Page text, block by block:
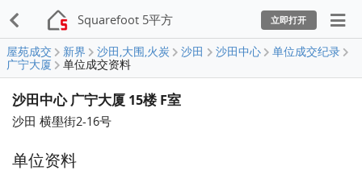
Squarefoot 5平方 立即打开
屋苑成交 新界 沙田,大围,火炭 沙田 沙田中心
单位成交纪录
广宁大厦
单位成交资料
沙田中心 广宁大厦 15楼 F室
沙田 横壆街2-16号
单位资料